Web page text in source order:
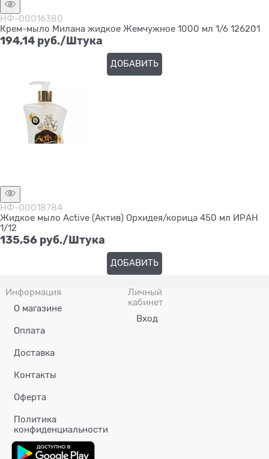
НФ-00016380
Крем-мыло Милана жидкое Жемчужное 1000 мл 1/6 126201
194,14 руб./Штука
ДОБАВИТЬ
НФ-00018784
Жидкое мыло Active (Актив) Орхидея/корица 450 мл ИРАН
1/12
135,56 руб./Штука
ДОБАВИТЬ
Информация
О магазине
Оплата
Доставка
Контакты
Оферта
Политика
конфиденциальности
Личный
кабинет
Вход